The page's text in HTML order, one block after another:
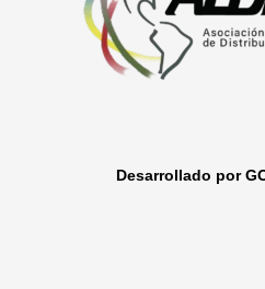
Desarrollado por